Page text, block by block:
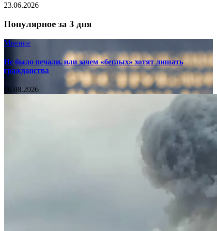
23.06.2026
Популярное за 3 дня
Мнение
Не было печали, или зачем «беглых» хотят лишать
гражданства
06.08.2026